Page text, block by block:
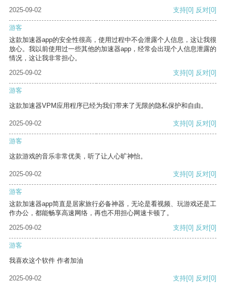
2025-09-02 支持[0] 反对[0]
游客
这款加速器app的安全性很高，使用过程中不会泄露个人信息，这让我很
放心。我以前使用过一些其他的加速器app，经常会出现个人信息泄露的
情况，这让我非常担心。
2025-09-02
支持[0] 反对[0]
游客
这款加速器VPM应用程序已经为我们带来了无限的隐私保护和自由。
2025-09-02 支持[0] 反对[0]
游客
这款游戏的音乐非常优美，听了让人心旷神怡。
2025-09-02 支持[0] 反对[0]
游客
这款加速器app简直是居家旅行必备神器，无论是看视频、玩游戏还是工
作办公，都能畅享高速网络，再也不用担心网速卡顿了。
2025-09-02
支持[0] 反对[0]
游客
我喜欢这个软件 作者加油
2025-09-02 支持[0] 反对[0]